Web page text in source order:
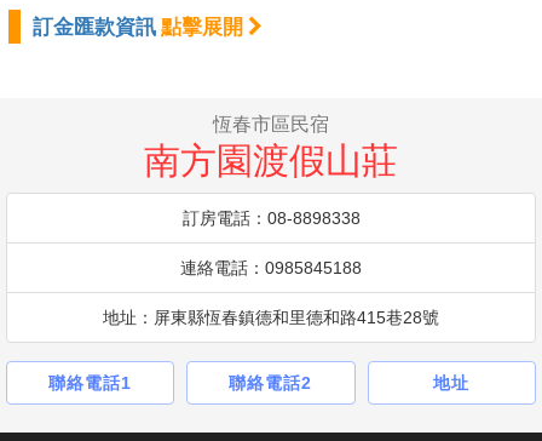
訂金匯款資訊 點擊展開
恆春市區民宿
南方園渡假山莊
訂房電話：08-8898338
連絡電話：0985845188
地址：屏東縣恆春鎮德和里德和路415巷28號
聯絡電話1 聯絡電話2 地址